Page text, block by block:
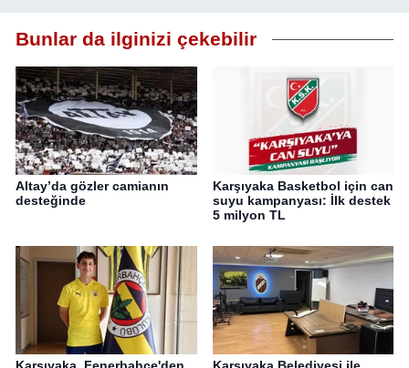
Bunlar da ilginizi çekebilir
Altay’da gözler camianın
desteğinde
Karşıyaka Basketbol için can
suyu kampanyası: İlk destek
5 milyon TL